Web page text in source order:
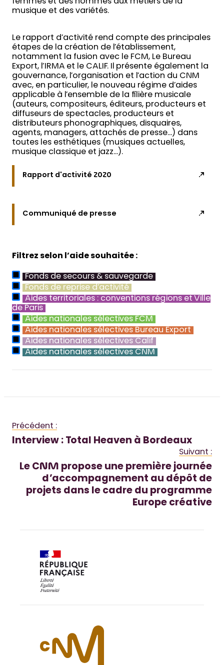
musique et des variétés.
Le rapport d’activité rend compte des principales
étapes de la création de l’établissement,
notamment la fusion avec le FCM, Le Bureau
Export, l’IRMA et le CALIF. Il présente également la
gouvernance, l’organisation et l’action du CNM
avec, en particulier, le nouveau régime d’aides
applicable à l’ensemble de la filière musicale
(auteurs, compositeurs, éditeurs, producteurs et
diffuseurs de spectacles, producteurs et
distributeurs phonographiques, disquaires,
agents, managers, attachés de presse…) dans
toutes les esthétiques (musiques actuelles,
musique classique et jazz…).
Rapport d'activité 2020
Communiqué de presse
Filtrez selon l’aide souhaitée :
Fonds de secours & sauvegarde
Fonds de reprise d’activité
Aides territoriales : conventions régions et Ville
de Paris
Aides nationales sélectives FCM
Aides nationales sélectives Bureau Export
Aides nationales sélectives Calif
Aides nationales sélectives CNM
Précédent :
Interview : Total Heaven à Bordeaux
Suivant :
Le CNM propose une première journée
d’accompagnement au dépôt de
projets dans le cadre du programme
Europe créative